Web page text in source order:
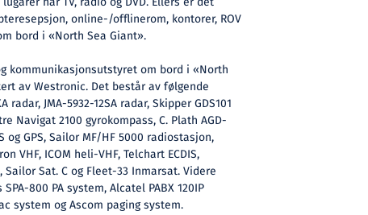
online-/offlinerom, kontorer, ROV
bord i «North Sea Giant».
kommunikasjonsutstyret om bord i «North
av Westronic. Det består av følgende
radar, JMA-5932-12SA radar, Skipper GDS101
Navigat 2100 gyrokompass, C. Plath AGD-
og GPS, Sailor MF/HF 5000 radiostasjon,
VHF, ICOM heli-VHF, Telchart ECDIS,
Sailor Sat. C og Fleet-33 Inmarsat. Videre
800 PA system, Alcatel PABX 120IP
system og Ascom paging system.